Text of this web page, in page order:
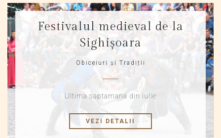
Festivalul medieval de la
Sighișoara
Obiceiuri și Tradiții
Ultima saptamana din iulie
VEZI DETALII